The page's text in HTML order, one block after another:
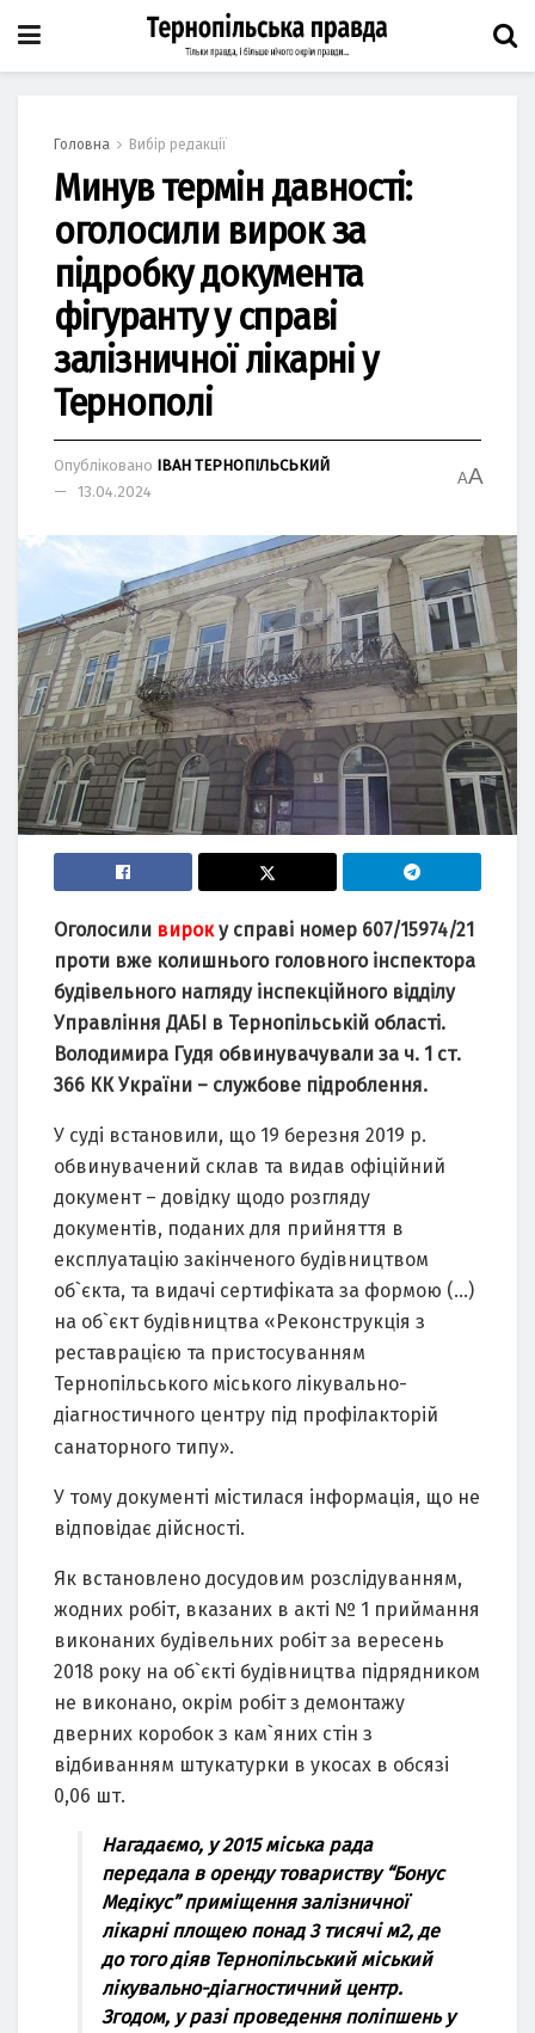
Головна Вибір редакції
Минув термін давності:
оголосили вирок за
підробку документа
фігуранту у справі
залізничної лікарні у
Тернополі
Опубліковано ІВАН ТЕРНОПІЛЬСЬКИЙ
13.04.2024
AA
Оголосили вироку справі номер 607/15974/21
проти вже колишнього головного інспектора
будівельного нагляду інспекційного відділу
Управління ДАБІ в Тернопільській області.
Володимира Гудя обвинувачували за ч. 1 ст.
366 КК України – службове підроблення.
У суді встановили, що 19 березня 2019 р.
обвинувачений склав та видав офіційний
документ – довідку щодо розгляду
документів, поданих для прийняття в
експлуатацію закінченого будівництвом
об`єкта, та видачі сертифіката за формою (…)
на об`єкт будівництва «Реконструкція з
реставрацією та пристосуванням
Тернопільського міського лікувально-
діагностичного центру під профілакторій
санаторного типу».
У тому документі містилася інформація, що не
відповідає дійсності.
Як встановлено досудовим розслідуванням,
жодних робіт, вказаних в акті № 1 приймання
виконаних будівельних робіт за вересень
2018 року на об`єкті будівництва підрядником
не виконано, окрім робіт з демонтажу
дверних коробок з кам`яних стін з
відбиванням штукатурки в укосах в обсязі
0,06 шт.
Нагадаємо, у 2015 міська рада
передала в оренду товариству “Бонус
Медікус” приміщення залізничної
лікарні площею понад 3 тисячі м2, де
до того діяв Тернопільський міський
лікувально-діагностичний центр.
Згодом, у разі проведення поліпшень у